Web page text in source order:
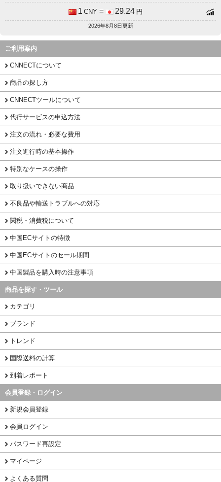
1 CNY = 29.24 円
2026年8月8日更新
ご利用案内
CNNECTについて
商品の探し方
CNNECTツールについて
代行サービスの申込方法
注文の流れ・必要な費用
注文進行時の基本操作
特別なケースの操作
取り扱いできない商品
不良品や輸送トラブルへの対応
関税・消費税について
中国ECサイトの特徴
中国ECサイトのセール期間
中国製品を購入時の注意事項
商品を探す・ツール
カテゴリ
ブランド
トレンド
国際送料の計算
到着レポート
会員登録・ログイン
新規会員登録
会員ログイン
パスワード再設定
マイページ
よくある質問